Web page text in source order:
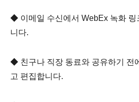
◆ 이메일 수신에서 WebEx 녹화 링
니다.
◆ 친구나 직장 동료와 공유하기 전
고 편집합니다.